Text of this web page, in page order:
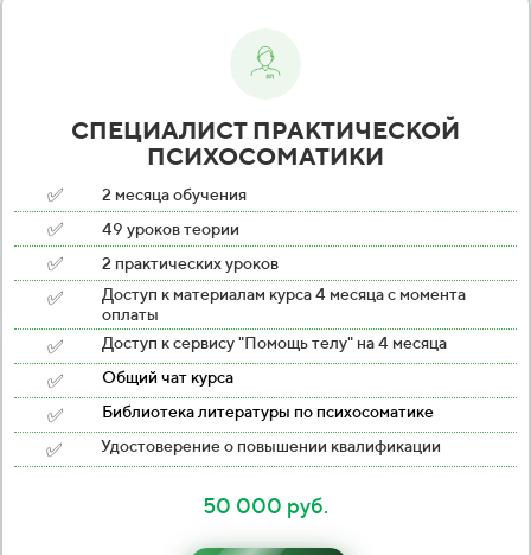
СПЕЦИАЛИСТ ПРАКТИЧЕСКОЙ
ПСИХОСОМАТИКИ
✅ 2 месяца обучения
✅ 49 уроков теории
✅ 2 практических уроков
✅
Доступ к материалам курса 4 месяца с момента
оплаты
✅ Доступ к сервису "Помощь телу" на 4 месяца
✅ Общий чат курса
✅ Библиотека литературы по психосоматике
✅ Удостоверение о повышении квалификации
50 000 руб.